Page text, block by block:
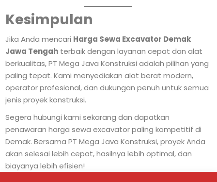
Kesimpulan
Jika Anda mencari Harga Sewa Excavator Demak
Jawa Tengahterbaik dengan layanan cepat dan alat
berkualitas, PT Mega Java Konstruksi adalah pilihan yang
paling tepat. Kami menyediakan alat berat modern,
operator profesional, dan dukungan penuh untuk semua
jenis proyek konstruksi.
Segera hubungi kami sekarang dan dapatkan
penawaran harga sewa excavator paling kompetitif di
Demak. Bersama PT Mega Java Konstruksi, proyek Anda
akan selesai lebih cepat, hasilnya lebih optimal, dan
biayanya lebih efisien!